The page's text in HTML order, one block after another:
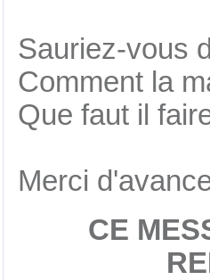
Sauriez-vous
Comment la
Que faut il
Merci
CE